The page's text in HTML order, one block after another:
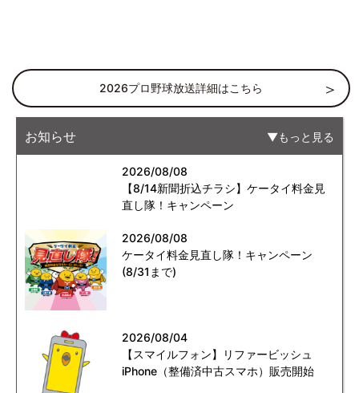
2026プロ野球放送詳細はこちら
お知らせ もっと見る
2026/08/08
【8/14新聞折込チラシ】ケータイ料金見
直し隊！キャンペーン
2026/08/08
ケータイ料金見直し隊！キャンペーン
(8/31まで)
2026/08/04
【スマイルフォン】リファービッシュ
iPhone（整備済中古スマホ）販売開始